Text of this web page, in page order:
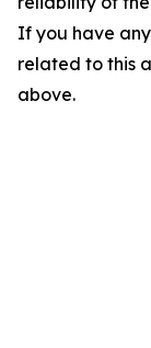
If you have
related to this
above.